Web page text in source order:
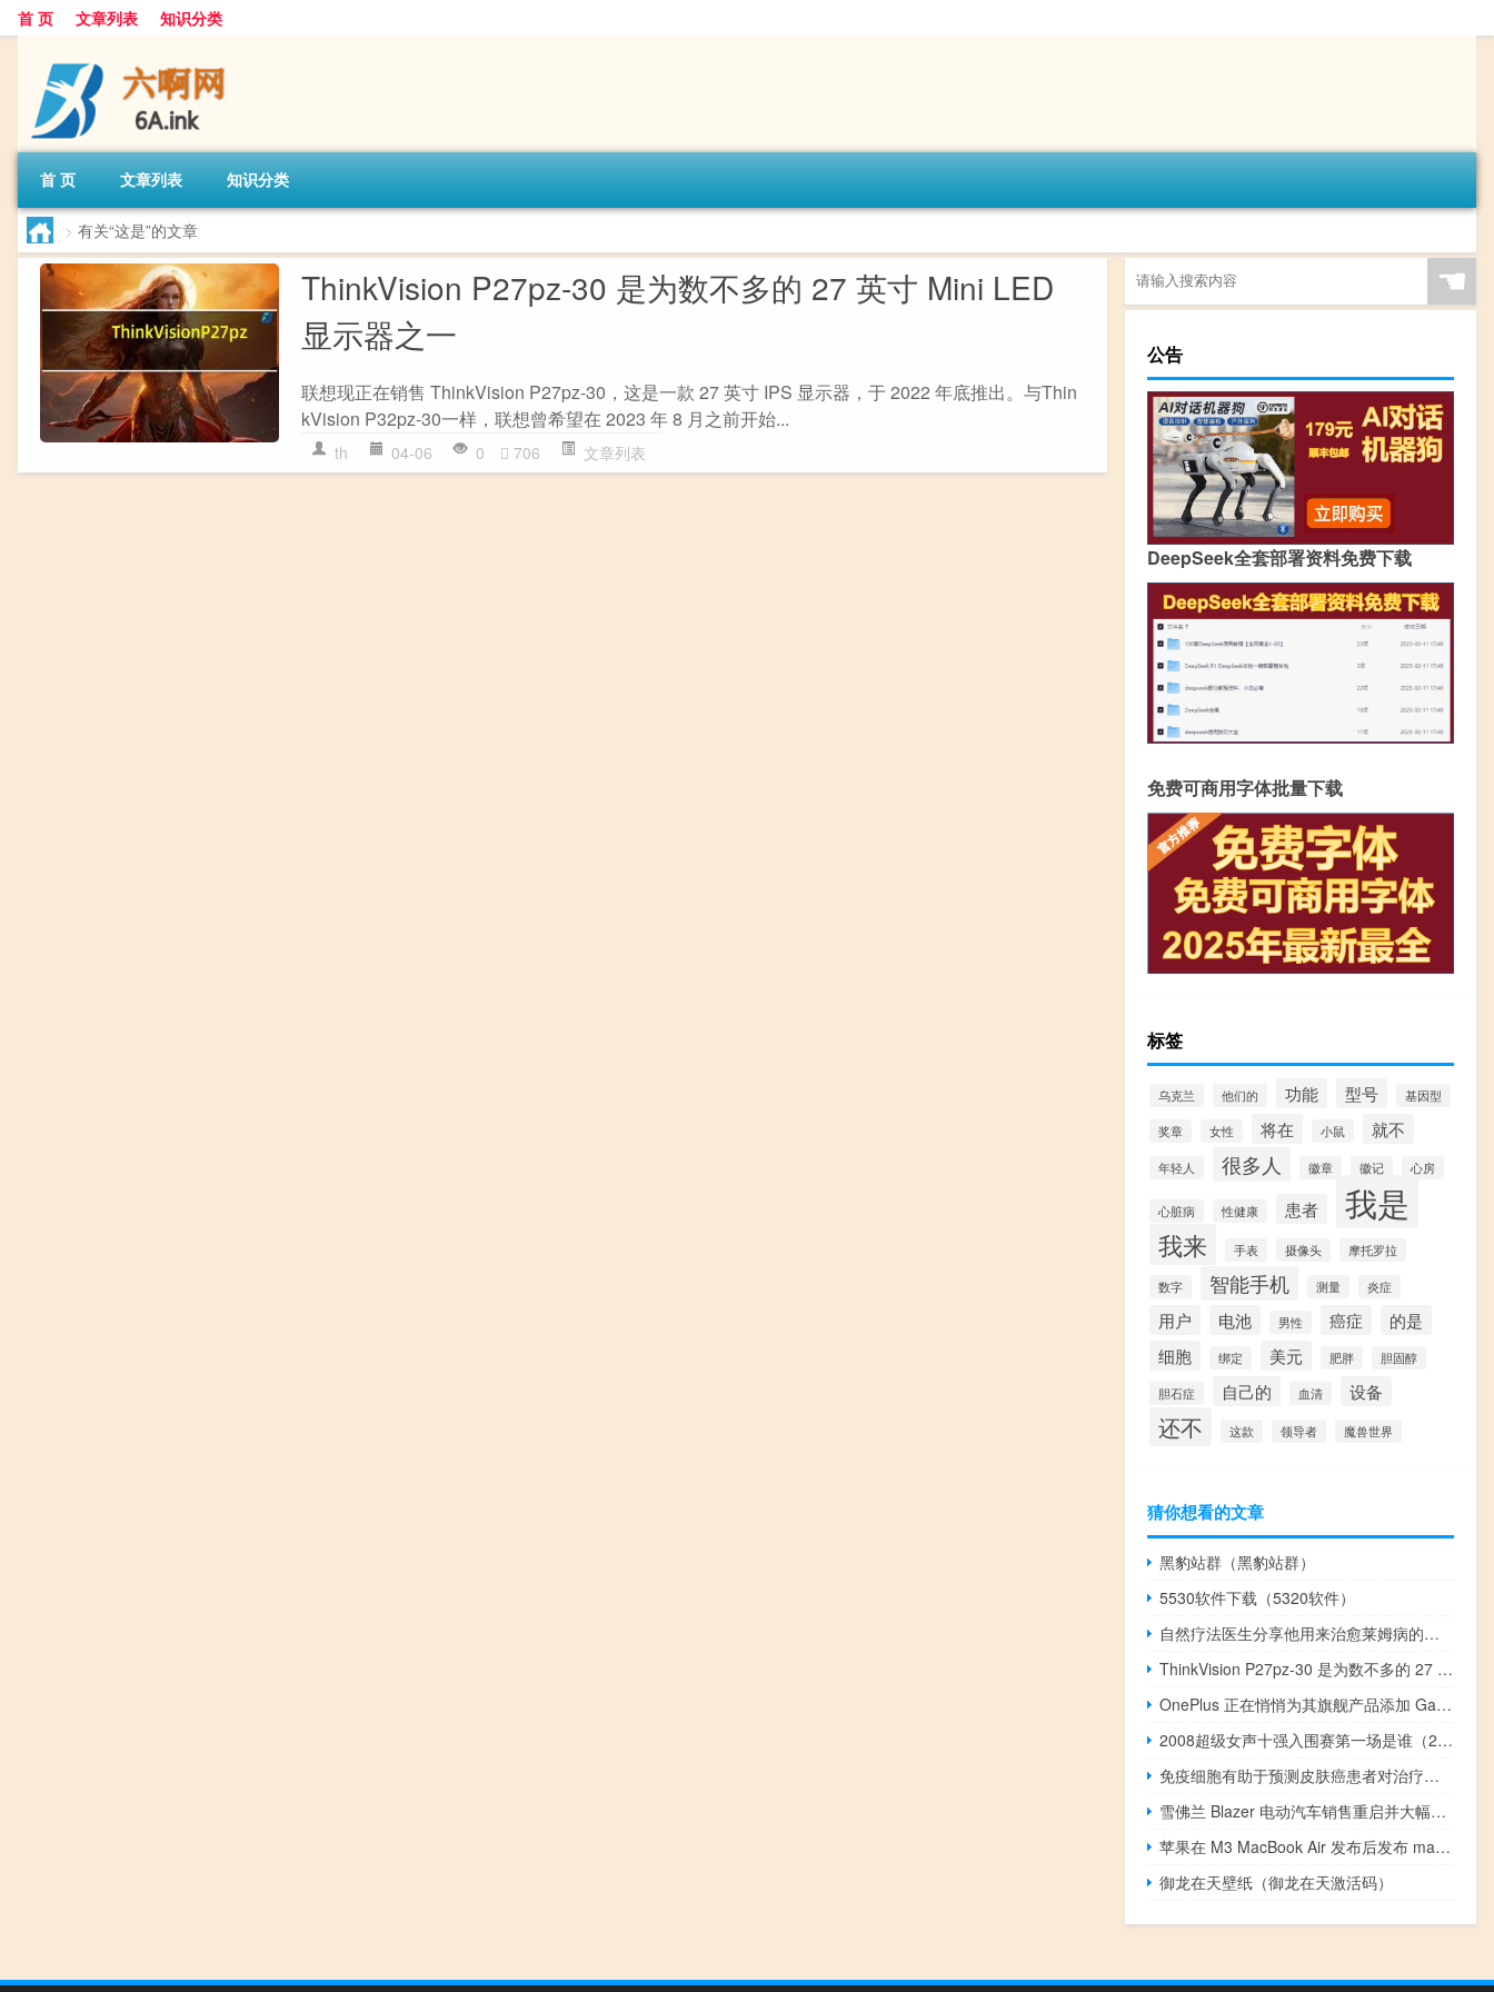
首 页 文章列表 知识分类
首 页 文章列表 知识分类
> 有关“这是”的文章
ThinkVision P27pz-30 是为数不多的 27 英寸 Mini LED
显示器之一
联想现正在销售 ThinkVision P27pz-30，这是一款 27 英寸 IPS 显示器，于 2022 年底推出。与Thin
kVision P32pz-30一样，联想曾希望在 2023 年 8 月之前开始...
th 04-06 0 706 文章列表
☚
公告
DeepSeek全套部署资料免费下载
免费可商用字体批量下载
标签
乌克兰 他们的 功能 型号 基因型
奖章 女性 将在 小鼠 就不
年轻人 很多人 徽章 徽记 心房
心脏病 性健康 患者 我是
我来 手表 摄像头 摩托罗拉
数字 智能手机 测量 炎症
用户 电池 男性 癌症
的是
细胞
绑定 美元 肥胖 胆固醇
胆石症 自己的 血清 设备
还不 这款 领导者 魔兽世界
猜你想看的文章
黑豹站群（黑豹站群）
5530软件下载（5320软件）
自然疗法医生分享他用来治愈莱姆病的饮食
ThinkVision P27pz-30 是为数不多的 27 英寸 Mini LED 显示器之一
OnePlus 正在悄悄为其旗舰产品添加 Galaxy S24 和类似 Pixel 的 AI 功能
2008超级女声十强入围赛第一场是谁（2008超级女声）
免疫细胞有助于预测皮肤癌患者对治疗产生反应的机会
雪佛兰 Blazer 电动汽车销售重启并大幅降价
苹果在 M3 MacBook Air 发布后发布 macOS 14.4 RC
御龙在天壁纸（御龙在天激活码）